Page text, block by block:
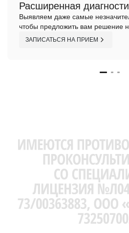
Расширенная
Выявляем даже самые
чтобы предложить вам решение
ЗАПИСАТЬСЯ НА ПРИЕМ